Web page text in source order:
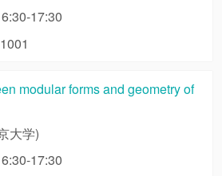
17:30
modular forms and geometry of
大学)
17:30